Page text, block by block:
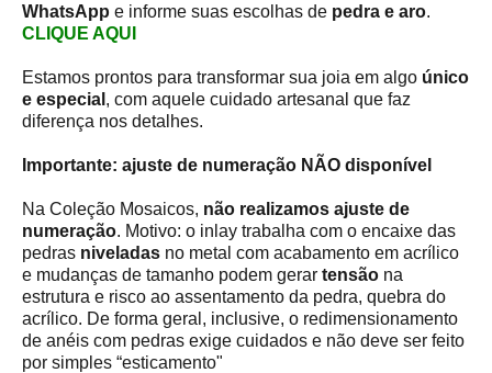
WhatsApp e informe suas escolhas de pedra e aro.
CLIQUE AQUI
Estamos prontos para transformar sua joia em algo único
e especial , com aquele cuidado artesanal que faz
diferença nos detalhes.
Importante: ajuste de numeração NÃO disponível
Na Coleção Mosaicos, não realizamos ajuste de
numeração. Motivo: o inlay trabalha com o encaixe das
pedras niveladas no metal com acabamento em acrílico
e mudanças de tamanho podem gerar tensão na
estrutura e risco ao assentamento da pedra, quebra do
acrílico. De forma geral, inclusive, o redimensionamento
de anéis com pedras exige cuidados e não deve ser feito
por simples “esticamento"